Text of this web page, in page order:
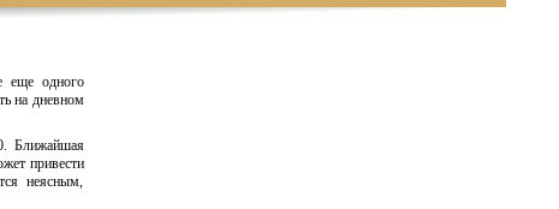
еще одного
на дневном
Ближайшая
привести
неясным,